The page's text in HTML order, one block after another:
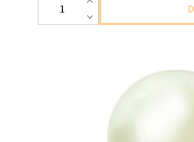
latexovy balon chromova matova
do 60cm dodavame nenafukany